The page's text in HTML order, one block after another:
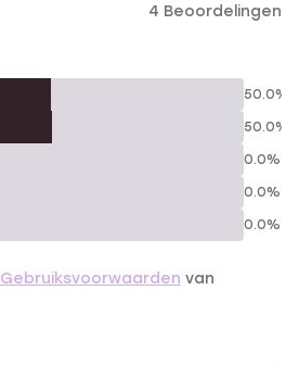
4 Beoordelingen
50.0%
50.0%
0.0%
0.0%
0.0%
Gebruiksvoorwaarden van